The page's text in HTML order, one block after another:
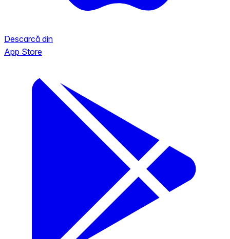
Descarcă din
App Store